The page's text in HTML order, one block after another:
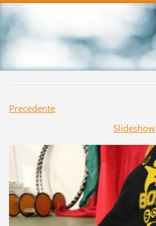
Precedente
Slideshow